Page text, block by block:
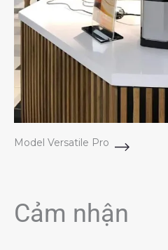
Model Versatile Pro
Cảm nhận